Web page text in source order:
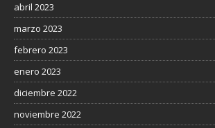
abril 2023
marzo 2023
febrero 2023
enero 2023
diciembre 2022
noviembre 2022